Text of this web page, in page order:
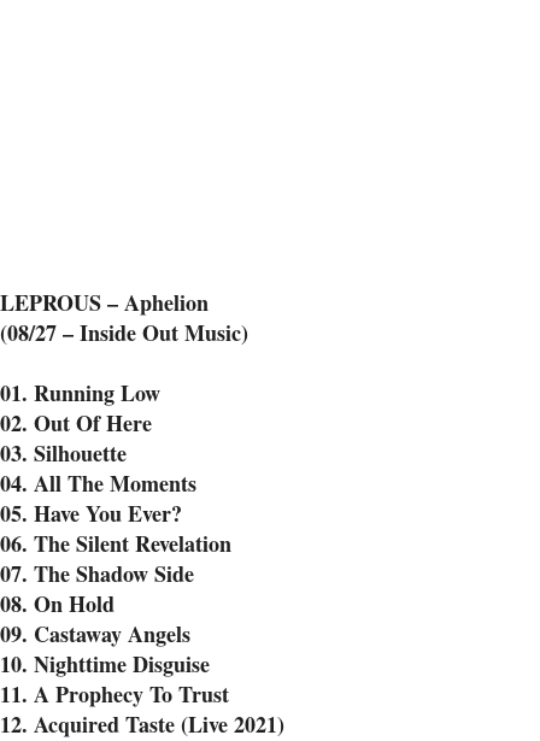
LEPROUS – Aphelion
(08/27 – Inside Out Music)
01. Running Low
02. Out Of Here
03. Silhouette
04. All The Moments
05. Have You Ever?
06. The Silent Revelation
07. The Shadow Side
08. On Hold
09. Castaway Angels
10. Nighttime Disguise
11. A Prophecy To Trust
12. Acquired Taste (Live 2021)